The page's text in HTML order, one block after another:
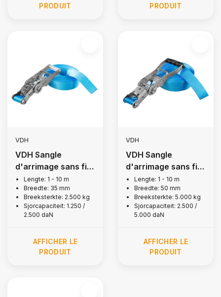
PRODUIT
PRODUIT
VDH
VDH Sangle
d'arrimage sans fin,
2 500 kg
Lengte: 1 - 10 m
Breedte: 35 mm
Breeksterkte: 2.500 kg
Sjorcapaciteit: 1.250 /
2.500 daN
AFFICHER LE
PRODUIT
VDH
VDH Sangle
d'arrimage sans fin,
5 000 kg
Lengte: 1 - 10 m
Breedte: 50 mm
Breeksterkte: 5.000 kg
Sjorcapaciteit: 2.500 /
5.000 daN
AFFICHER LE
PRODUIT